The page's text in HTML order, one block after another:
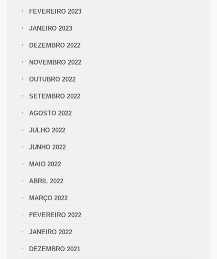
FEVEREIRO 2023
JANEIRO 2023
DEZEMBRO 2022
NOVEMBRO 2022
OUTUBRO 2022
SETEMBRO 2022
AGOSTO 2022
JULHO 2022
JUNHO 2022
MAIO 2022
ABRIL 2022
MARÇO 2022
FEVEREIRO 2022
JANEIRO 2022
DEZEMBRO 2021